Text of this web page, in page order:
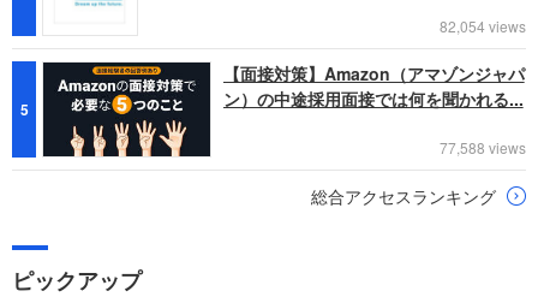
82,054 views
5
【面接対策】Amazon（アマゾンジャパ
ン）の中途採用面接では何を聞かれる...
77,588 views
総合アクセスランキング
ピックアップ